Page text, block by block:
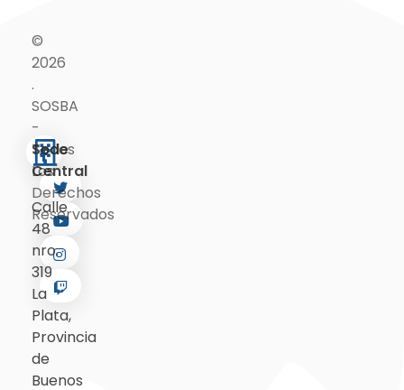
Sede
Central
Calle
48
nro.
319
La
Plata,
Provincia
de
Buenos
©
2026
.
SOSBA
-
Todos
Los
Derechos
Reservados